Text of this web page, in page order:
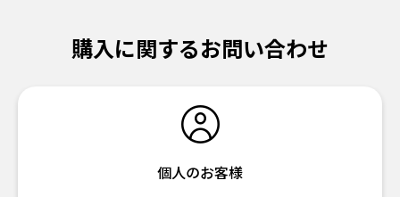
購入に関するお問い合わせ
個人のお客様